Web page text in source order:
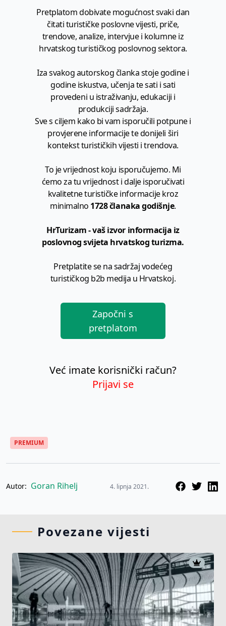
Pretplatom dobivate mogućnost svaki dan
čitati turističke poslovne vijesti, priče,
trendove, analize, intervjue i kolumne iz
hrvatskog turističkog poslovnog sektora.
Iza svakog autorskog članka stoje godine i
godine iskustva, učenja te sati i sati
provedeni u istraživanju, edukaciji i
produkciji sadržaja.
Sve s ciljem kako bi vam isporučili potpune i
provjerene informacije te donijeli širi
kontekst turističkih vijesti i trendova.
To je vrijednost koju isporučujemo. Mi
ćemo za tu vrijednost i dalje isporučivati
kvalitetne turističke informacije kroz
minimalno 1728 članaka godišnje.
HrTurizam - vaš izvor informacija iz
poslovnog svijeta hrvatskog turizma.
Pretplatite se na sadržaj vodećeg
turističkog b2b medija u Hrvatskoj.
Započni s
pretplatom
Već imate korisnički račun?
Prijavi se
PREMIUM
Autor: Goran Rihelj 4. lipnja 2021.
Povezane vijesti